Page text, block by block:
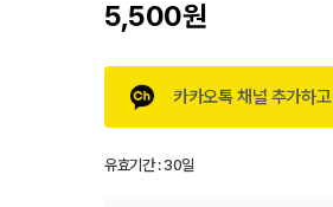
5,500원
카카오톡 채널 추가하고
유효기간 :30일